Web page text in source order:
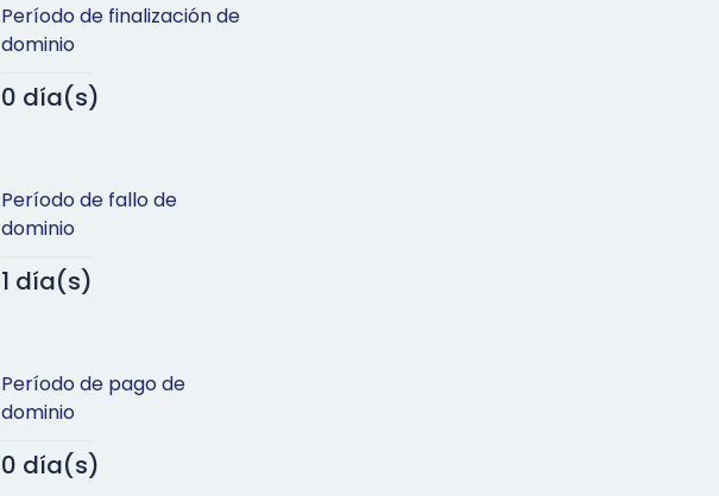
Período de finalización de
dominio
0 día(s)
Período de fallo de
dominio
1 día(s)
Período de pago de
dominio
0 día(s)